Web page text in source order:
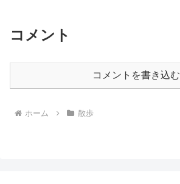
コメント
コメントを書き込む
ホーム 散歩